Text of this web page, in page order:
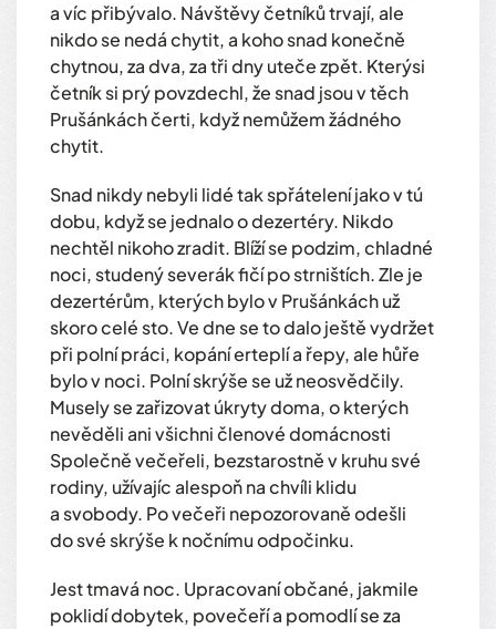
a víc přibývalo. Návštěvy četníků trvají, ale
nikdo se nedá chytit, a koho snad konečně
chytnou, za dva, za tři dny uteče zpět. Kterýsi
četník si prý povzdechl, že snad jsou v těch
Prušánkách čerti, když nemůžem žádného
chytit.
Snad nikdy nebyli lidé tak spřátelení jako v tú
dobu, když se jednalo o dezertéry. Nikdo
nechtěl nikoho zradit. Blíží se podzim, chladné
noci, studený severák fičí po strništích. Zle je
dezertérům, kterých bylo v Prušánkách už
skoro celé sto. Ve dne se to dalo ještě vydržet
při polní práci, kopání erteplí a řepy, ale hůře
bylo v noci. Polní skrýše se už neosvědčily.
Musely se zařizovat úkryty doma, o kterých
nevěděli ani všichni členové domácnosti
Společně večeřeli, bezstarostně v kruhu své
rodiny, užívajíc alespoň na chvíli klidu
a svobody. Po večeři nepozorovaně odešli
do své skrýše k nočnímu odpočinku.
Jest tmavá noc. Upracovaní občané, jakmile
poklidí dobytek, povečeří a pomodlí se za